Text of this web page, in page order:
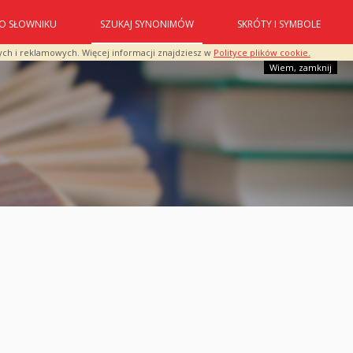
i reklamowych. Więcej informacji znajdziesz w Polityce plików cookie.
Wiem, zamknij
O SŁOWNIKU SZUKAJ SYNONIMÓW SKRÓTY I SYMBOLE